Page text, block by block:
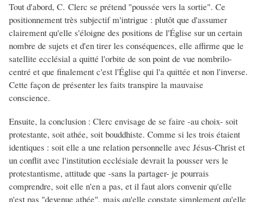
Tout d'abord, C. Clerc se prétend "poussée vers la sortie". Ce
positionnement très subjectif m'intrigue : plutôt que d'assumer
clairement qu'elle s'éloigne des positions de l'Église sur un certain
nombre de sujets et d'en tirer les conséquences, elle affirme que le
satellite ecclésial a quitté l'orbite de son point de vue nombrilo-
centré et que finalement c'est l'Église qui l'a quittée et non l'inverse.
Cette façon de présenter les faits transpire la mauvaise
conscience.
Ensuite, la conclusion : Clerc envisage de se faire -au choix- soit
protestante, soit athée, soit bouddhiste. Comme si les trois étaient
identiques : soit elle a une relation personnelle avec Jésus-Christ et
un conflit avec l'institution ecclésiale devrait la pousser vers le
protestantisme, attitude que -sans la partager- je pourrais
comprendre, soit elle n'en a pas, et il faut alors convenir qu'elle
n'est pas "devenue athée", mais qu'elle constate simplement qu'elle